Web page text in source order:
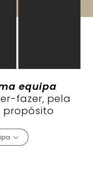
equipa
fazer, pela
propósito